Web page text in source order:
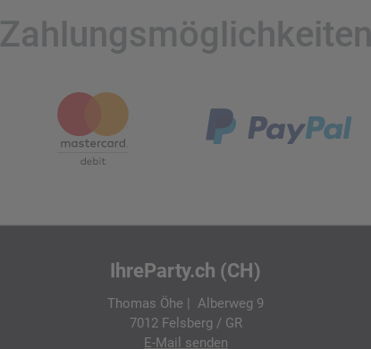
Zahlungsmöglichkeiten
IhreParty.ch (CH)
Thomas Öhe | Alberweg 9
7012 Felsberg / GR
E-Mail senden